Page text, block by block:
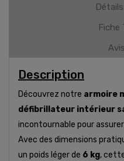
Fiche
Description
Découvrez notre armoire
défibrillateur intérieur
incontournable pour
Avec des dimensions
un poids léger de 6 kg,